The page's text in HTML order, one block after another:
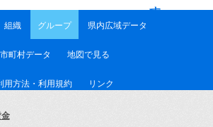
す
組織 グループ 県内広域データ
市町村データ 地図で見る
用方法・利用規約 リンク